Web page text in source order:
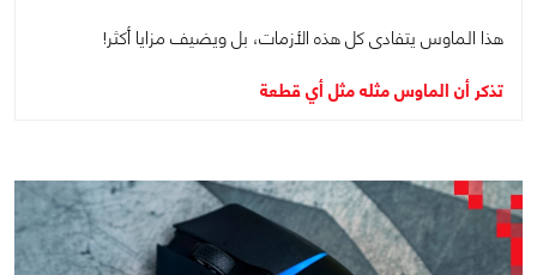
هذا الماوس يتفادى كل هذه الأزمات، بل ويضيف مزايا أكثر!
تذكر أن الماوس مثله مثل أي قطعة